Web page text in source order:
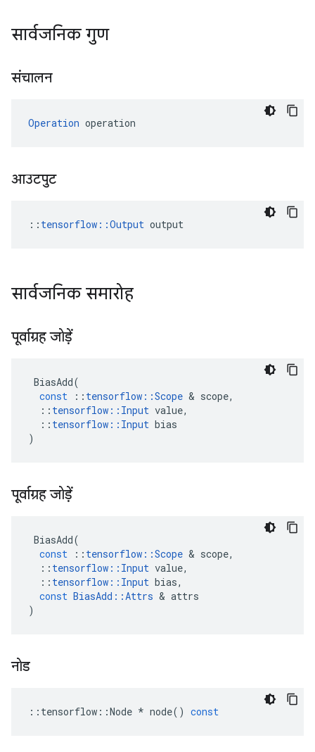
सार्वजनिक गुण
संचालन
Operation operation
आउटपुट
:: tensorflow::Output output
सार्वजनिक समारोह
पूर्वाग्रह जोड़ें
BiasAdd(
const
:: tensorflow ::Scope & scope,
:: tensorflow :: Input value,
:: tensorflow :: Input bias
)
पूर्वाग्रह जोड़ें
BiasAdd(
const
:: tensorflow ::Scope & scope,
:: tensorflow :: Input value,
:: tensorflow :: Input bias,
const BiasAdd ::Attrs & attrs
)
नोड
:: tensorflow ::Node * node() const